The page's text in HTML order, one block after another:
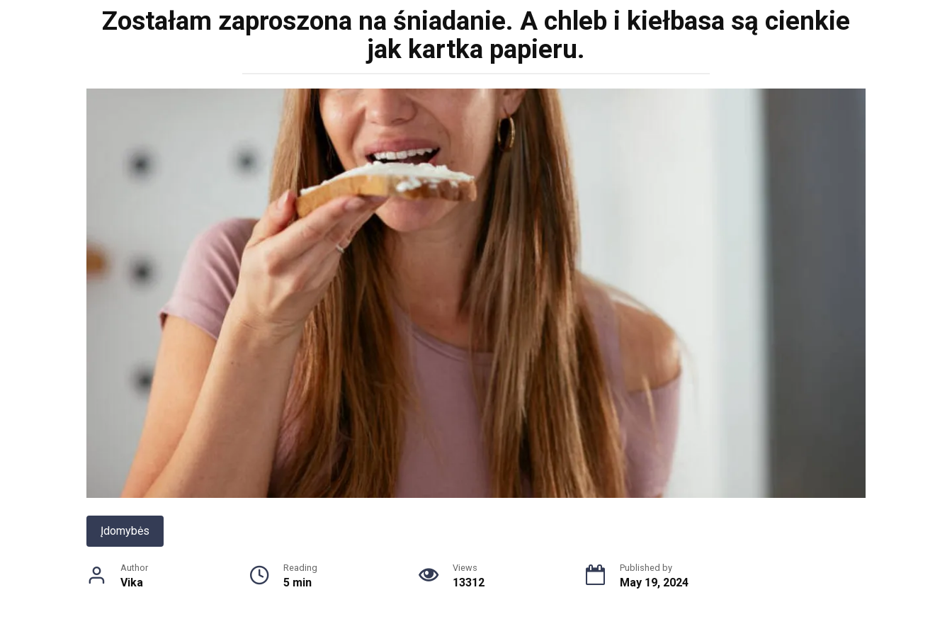
Zostałam zaproszona na śniadanie. A chleb i kiełbasa są cienkie
jak kartka papieru.
Įdomybės
Author
Vika
Reading
5 min
Views
13312
Published by
May 19, 2024